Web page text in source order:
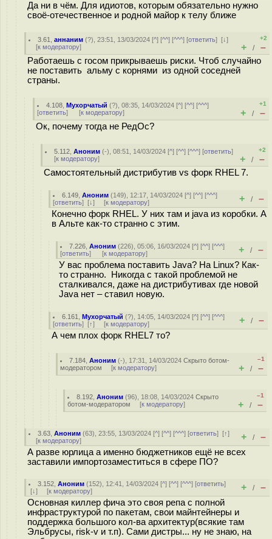
Да ни в чём. Для идиотов, которым обязательно нужно
своё-отечественное и родной майор к телу ближе
3.61 ,аннаним (?), 23:51, 13/03/2024 [^] [^^] [^^^] [ответить][↓]
[к модератору]
+2
+ / –
Работаешь с госом прикрываешь риски. Чтоб случайно
не поставить альму с корнями из одной соседней
страны.
4.108 ,Мухорчатый (?), 08:35, 14/03/2024 [^] [^^] [^^^]
[ответить] [к модератору]
+1
+ / –
Ок, почему тогда не РедОс?
5.112 ,Аноним (-), 08:51, 14/03/2024 [^] [^^] [^^^] [ответить]
[к модератору]
+2
+ / –
Самостоятельный дистрибутив vs форк RHEL 7.
6.149 ,Аноним (149), 12:17, 14/03/2024 [^] [^^] [^^^]
[ответить] [↓] [к модератору] + / –
Конечно форк RHEL. У них там и java из коробки. А
в Альте как-то странно с этим.
7.226 ,Аноним (226), 05:06, 16/03/2024 [^] [^^] [^^^]
[ответить] [к модератору] + / –
У вас проблема поставить Java? На Linux? Как-
то странно. Никогда с такой проблемой не
сталкивался, даже на дистрибутивах где новой
Java нет – ставил новую.
6.161 ,Мухорчатый (?), 14:05, 14/03/2024 [^] [^^] [^^^]
[ответить] [↑] [к модератору] + / –
А чем плох форк RHEL7 то?
7.184 ,Аноним (-), 17:31, 14/03/2024Скрыто ботом-
модератором [к модератору]
–1
+ / –
8.192 ,Аноним (96), 18:08, 14/03/2024Скрыто
ботом-модератором [к модератору]
–1
+ / –
3.63 ,Аноним (63), 23:55, 13/03/2024 [^] [^^] [^^^] [ответить][↑]
[к модератору] + / –
А разве юрлица а именно бюджетников ещё не всех
заставили импортозаместиться в сфере ПО?
3.152 ,Аноним (152), 12:41, 14/03/2024 [^] [^^] [^^^] [ответить]
[↓] [к модератору] + / –
Основная киллер фича это своя репа с полной
инфраструктурой по пакетам, свои майнтейнеры и
поддержка большого кол-ва архитектур(всякие там
Эльбрусы, risk-v и т.п). Сами дистры... ну не знаю, на